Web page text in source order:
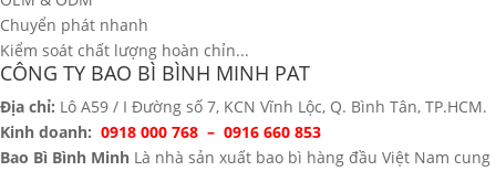
Chuyển phát nhanh
Kiểm soát chất lượng hoàn chỉn...
CÔNG TY BAO BÌ BÌNH MINH PAT
Địa chỉ: Lô A59 / I Đường số 7, KCN Vĩnh Lộc, Q. Bình Tân, TP.HCM.
Kinh doanh: 0918 000 768 – 0916 660 853
Bao Bì Bình Minh Là nhà sản xuất bao bì hàng đầu Việt Nam cung